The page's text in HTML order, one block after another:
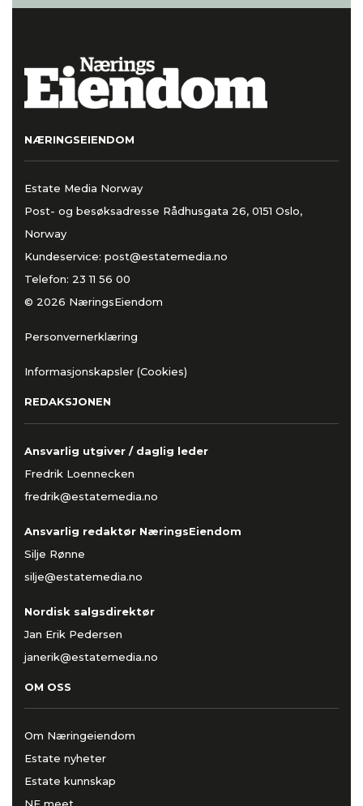
NÆRINGSEIENDOM
Estate Media Norway
Post- og besøksadresse Rådhusgata 26, 0151 Oslo,
Norway
Kundeservice: post@estatemedia.no
Telefon: 23 11 56 00
© 2026 NæringsEiendom
Personvernerklæring
Informasjonskapsler (Cookies)
REDAKSJONEN
Ansvarlig utgiver / daglig leder
Fredrik Loennecken
fredrik@estatemedia.no
Ansvarlig redaktør NæringsEiendom
Silje Rønne
silje@estatemedia.no
Nordisk salgsdirektør
Jan Erik Pedersen
janerik@estatemedia.no
OM OSS
Om Næringeiendom
Estate nyheter
Estate kunnskap